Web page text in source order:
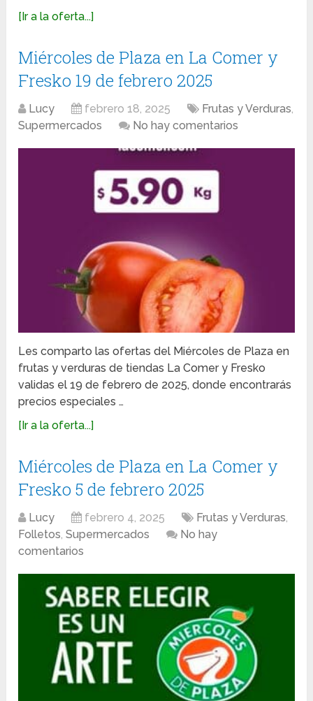
[Ir a la oferta...]
Miércoles de Plaza en La Comer y
Fresko 19 de febrero 2025
Lucy febrero 18, 2025 Frutas y Verduras,
Supermercados
No hay comentarios
Les comparto las ofertas del Miércoles de Plaza en
frutas y verduras de tiendas La Comer y Fresko
validas el 19 de febrero de 2025, donde encontrarás
precios especiales …
[Ir a la oferta...]
Miércoles de Plaza en La Comer y
Fresko 5 de febrero 2025
Lucy febrero 4, 2025 Frutas y Verduras,
Folletos,Supermercados
No hay
comentarios